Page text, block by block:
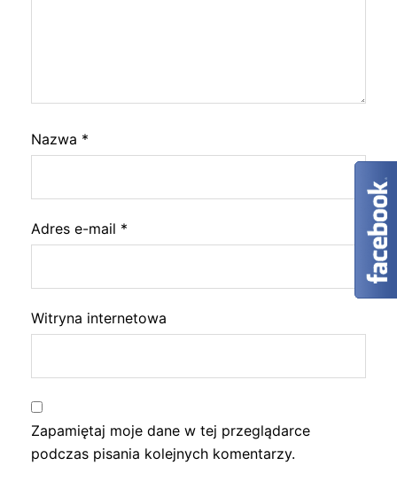
Nazwa *
Adres e-mail *
Witryna internetowa
Zapamiętaj moje dane w tej przeglądarce
podczas pisania kolejnych komentarzy.